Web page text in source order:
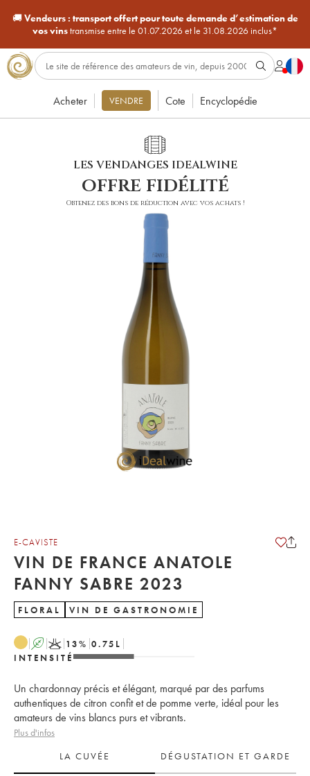
🚚Vendeurs : transport offert pour toute demande d’estimation de
vos vinstransmise entre le 01.07.2026 et le 31.08.2026 inclus*
Acheter VENDRE Cote Encyclopédie
LES VENDANGES IDEALWINE
offre fidélité
Obtenez des bons de réduction avec vos achats !
E-CAVISTE
VIN DE FRANCE ANATOLE
FANNY SABRE 2023
FLORAL VIN DE GASTRONOMIE
A K 13% 0.75 L
INTENSITÉ
Un chardonnay précis et élégant, marqué par des parfums
authentiques de citron confit et de pomme verte, idéal pour les
amateurs de vins blancs purs et vibrants.
Plus d'infos
LA CUVÉE
DÉGUSTATION ET GARDE